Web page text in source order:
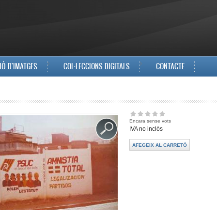
D'IMATGES COL·LECCIONS DIGITALS CONTACTE
Encara sense vots
IVA no inclòs